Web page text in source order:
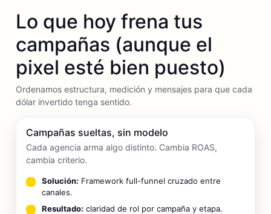
Lo que hoy frena tus
campañas (aunque el
pixel esté bien puesto)
Ordenamos estructura, medición y mensajes para que cada
dólar invertido tenga sentido.
Campañas sueltas, sin modelo
Cada agencia arma algo distinto. Cambia ROAS,
cambia criterio.
Solución: Framework full-funnel cruzado entre
canales.
Resultado: claridad de rol por campaña y etapa.